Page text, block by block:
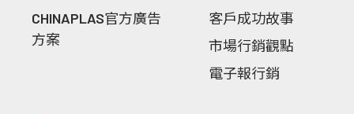
CHINAPLAS官方廣告
方案
客戶成功故事
市場行銷觀點
電子報行銷